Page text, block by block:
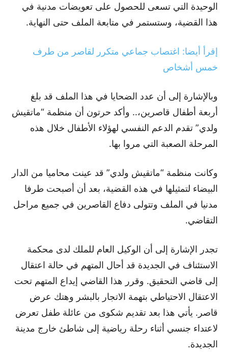
الوحيدة التي تسعى للحصول على تعويضات مدنية في
هذا القضية، وستستمر في متابعة الملف حتى النهاية.
إقرأ أيضا: اغتصاب جماعي متكرر لقاصر من طرف
خمس أشخاص
وبالإشارة إلى أن عدد الضحايا في هذا الملف قد بلغ
أربعة أطفال قاصرين،.. وأكد حرتون أن منظمة “ماتقيش
ولدي” تقدم الدعم النفسي لهؤلاء الأطفال خلال هذه
المرحلة الصعبة التي مروا بها.
وكانت منظمة “ماتقيش ولدي” قد عينت محاميا من الدار
البيضاء لتمثيلها في هذه القضية، بعد أن أصبحت طرفا
مدنيا في الملف وتتولى دفاع القاصرين في جميع مراحل
التقاضي.
تجدر الإشارة إلى أن الوكيل العام للملك لدى محكمة
الاستئناف في الجديدة قد أحال المتهم في حالة اعتقال
إلى قاضي التحقيق. وقرر هذا القاضي إيداع المتهم تحت
الاعتقال الاحتياطي بتهمة الاتجار بالبشر وهتك عرض
قاصر. يأتي هذا بعد تقديم شكوى من عائلة طفل تعرض
لاعتداء جنسي أثناء رحلة رياضية إلى شاطئ خارج مدينة
الجديدة.